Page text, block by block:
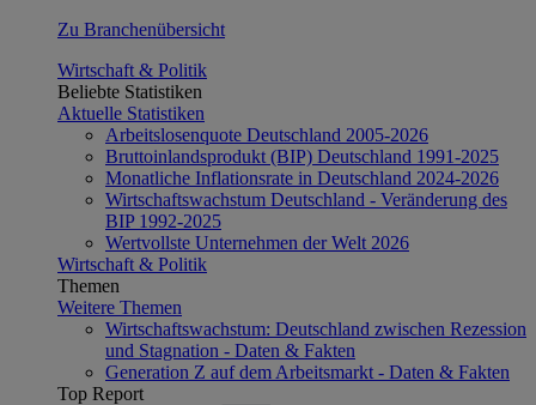
Zu Branchenübersicht
Wirtschaft & Politik
Beliebte Statistiken
Aktuelle Statistiken
Arbeitslosenquote Deutschland 2005-2026
Bruttoinlandsprodukt (BIP) Deutschland 1991-2025
Monatliche Inflationsrate in Deutschland 2024-2026
Wirtschaftswachstum Deutschland - Veränderung des
BIP 1992-2025
Wertvollste Unternehmen der Welt 2026
Wirtschaft & Politik
Themen
Weitere Themen
Wirtschaftswachstum: Deutschland zwischen Rezession
und Stagnation - Daten & Fakten
Generation Z auf dem Arbeitsmarkt - Daten & Fakten
Top Report